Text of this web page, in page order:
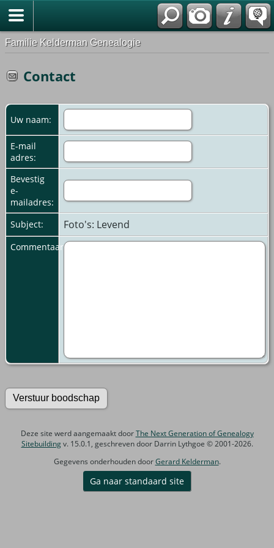
Familie Kelderman Genealogie
Contact
Uw naam:
E-mail
adres:
Bevestig
e-
mailadres:
Subject:
Foto's: Levend
Commentaar:
Deze site werd aangemaakt doorThe Next Generation of Genealogy
Sitebuildingv. 15.0.1, geschreven door Darrin Lythgoe © 2001-2026.
Gegevens onderhouden doorGerard Kelderman.
Ga naar standaard site